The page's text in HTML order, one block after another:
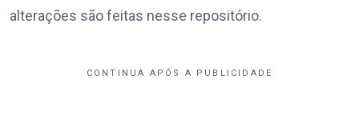
alterações são feitas nesse repositório.
CONTINUA APÓS A PUBLICIDADE